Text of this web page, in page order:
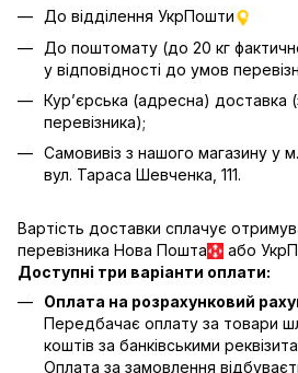
До відділення УкрПошти
До поштомату (до 20 кг
у відповідності до умов
Кур’єрська (адресна) доставка
перевізника);
Самовивіз з нашого магазину у
вул. Тараса Шевченка, 111.
Вартість доставки сплачує
перевізника Нова Пошта
або
Доступні три варіанти оплати:
Оплата на розрахунковий
Передбачає оплату за товари
коштів за банківськими
Оплата за замовлення